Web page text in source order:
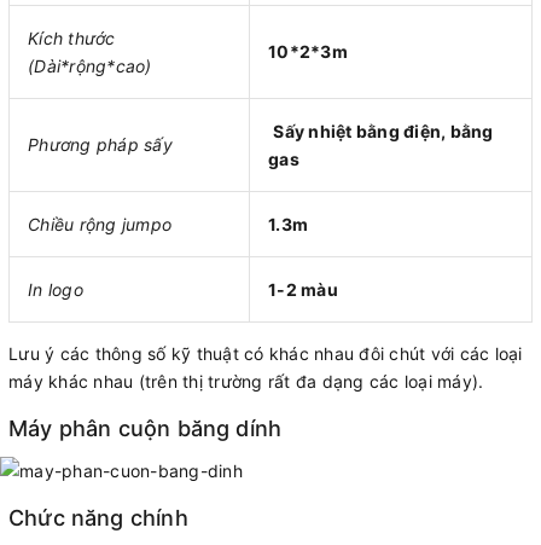
Kích thước
(Dài*rộng*cao)
10*2*3m
Phương pháp sấy
Sấy nhiệt bằng điện, bằng
gas
Chiều rộng jumpo 1.3m
In logo 1-2 màu
Lưu ý các thông số kỹ thuật có khác nhau đôi chút với các loại
máy khác nhau (trên thị trường rất đa dạng các loại máy).
Máy phân cuộn băng dính
Chức năng chính